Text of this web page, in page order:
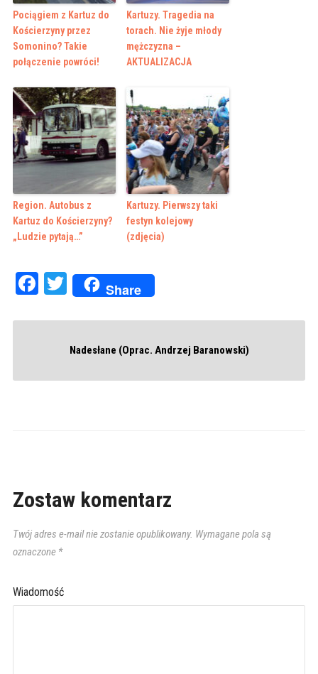
Pociągiem z Kartuz do
Kościerzyny przez
Somonino? Takie
połączenie powróci!
Kartuzy. Tragedia na
torach. Nie żyje młody
mężczyzna –
AKTUALIZACJA
Region. Autobus z
Kartuz do Kościerzyny?
„Ludzie pytają…”
Kartuzy. Pierwszy taki
festyn kolejowy
(zdjęcia)
Facebook
Twitter
Share
Nadesłane (Oprac. Andrzej Baranowski)
Zostaw komentarz
Twój adres e-mail nie zostanie opublikowany. Wymagane pola są
oznaczone *
Wiadomość